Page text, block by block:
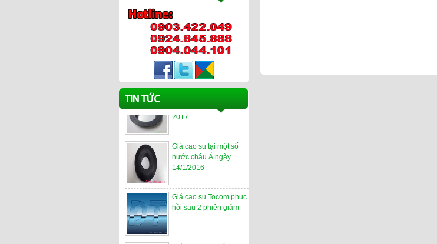
TIN TỨC
Hà Nam - Khaisilk
Giá Cao su
xấu đến giá cao su năm
2017
Giá cao su tại một số
nước châu Á ngày
14/1/2016
Giá cao su Tocom phục
hồi sau 2 phiên giảm